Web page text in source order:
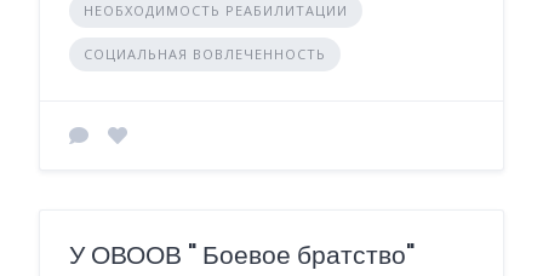
НЕОБХОДИМОСТЬ РЕАБИЛИТАЦИИ
СОЦИАЛЬНАЯ ВОВЛЕЧЕННОСТЬ
У ОВООВ " Боевое братство"